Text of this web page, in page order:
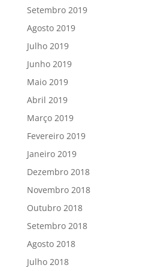
Setembro 2019
Agosto 2019
Julho 2019
Junho 2019
Maio 2019
Abril 2019
Março 2019
Fevereiro 2019
Janeiro 2019
Dezembro 2018
Novembro 2018
Outubro 2018
Setembro 2018
Agosto 2018
Julho 2018